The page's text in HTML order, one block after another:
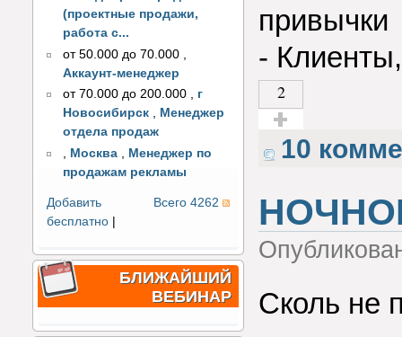
(проектные продажи,
работа с...
от 50.000 до 70.000
Аккаунт-менеджер
от 70.000 до 200.000 , г
Новосибирск , Менеджер
отдела продаж
, Москва , Менеджер по
продажам рекламы
Всего 4262
Добавить
бесплатно
БЛИЖАЙШИЙ
ВЕБИНАР
привычки
-
2
Голос за!
10
Сколь не